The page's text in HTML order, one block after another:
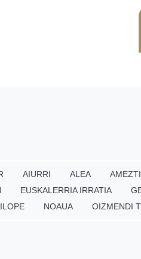
AIURRI ALEA AMEZTI
EUSKALERRIA IRRATIA
NOAUA OIZMENDI